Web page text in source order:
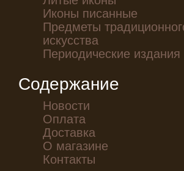
Иконы писанные
Предметы
искусства
Периодические издания
Содержание
Новости
Оплата
Доставка
О магазине
Контакты